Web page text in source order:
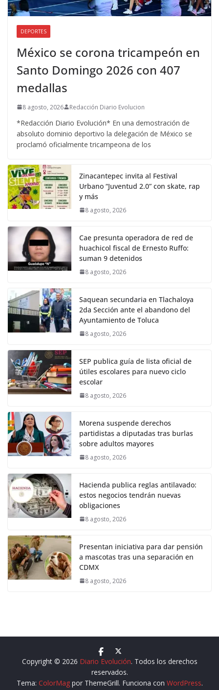
DEPORTES
México se corona tricampeón en
Santo Domingo 2026 con 407
medallas
8 agosto, 2026 Redacción Diario Evolucion
*Redacción Diario Evolución* En una demostración de
absoluto dominio deportivo la delegación de México se
proclamó oficialmente tricampeona de los
Zinacantepec invita al Festival
Urbano “Juventud 2.0” con skate, rap
y más
8 agosto, 2026
Cae presunta operadora de red de
huachicol fiscal de Ernesto Ruffo:
suman 9 detenidos
8 agosto, 2026
Saquean secundaria en Tlachaloya
2da Sección ante el abandono del
Ayuntamiento de Toluca
8 agosto, 2026
SEP publica guía de lista oficial de
útiles escolares para nuevo ciclo
escolar
8 agosto, 2026
Morena suspende derechos
partidistas a diputadas tras burlas
sobre adultos mayores
8 agosto, 2026
Hacienda publica reglas antilavado:
estos negocios tendrán nuevas
obligaciones
8 agosto, 2026
Presentan iniciativa para dar pensión
a mascotas tras una separación en
CDMX
8 agosto, 2026
Copyright © 2026 Diario Evolución. Todos los derechos
reservados.
Tema: ColorMagpor ThemeGrill. Funciona con WordPress.